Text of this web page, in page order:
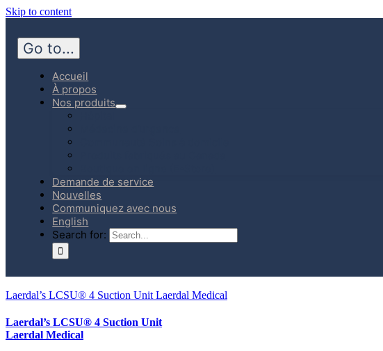
Skip to content
Go to...
Accueil
À propos
Nos produits
Demande de service
Nouvelles
Communiquez avec nous
English
Search for:
Laerdal’s LCSU® 4 Suction Unit Laerdal Medical
Laerdal’s LCSU® 4 Suction Unit
Laerdal Medical